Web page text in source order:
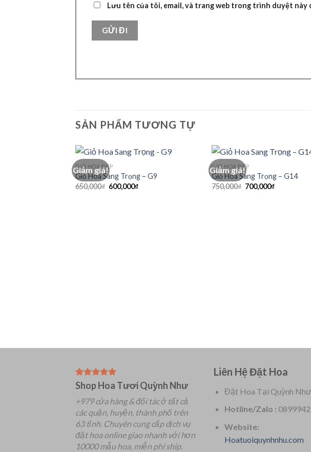
Lưu tên của tôi, email, và trang web trong trình duyệt này
SẢN PHẨM TƯƠNG TỰ
Giảm giá!
GIỎ HOA ĐẸP
Giỏ Hoa Sang Trọng – G9
650,000₫ Giá
600,000₫Giá
Giảm giá!
GIỎ HOA ĐẸP
Giỏ Hoa Sang Trọng – G14
750,000₫ Giá
700,000₫Giá
Shop Hoa Tươi Quỳnh Như
+979 cửa hàng & đối tác ở tất cả
các quận, huyện, thành phố trên
63 tỉnh. Chuyên cung cấp dịch vụ
đặt hoa online giao nhanh với hơn
10000 mẫu hoa, miễn phí ship.
Liên Hệ Đặt Hoa
Đặt Hoa Tại Quỳnh Như
Hotline/Zalo :
Website:
Hoatuoiquynhnhu.com